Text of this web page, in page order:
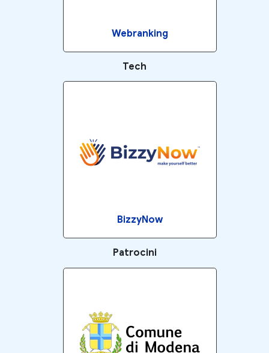
Webranking
Tech
BizzyNow
Patrocini